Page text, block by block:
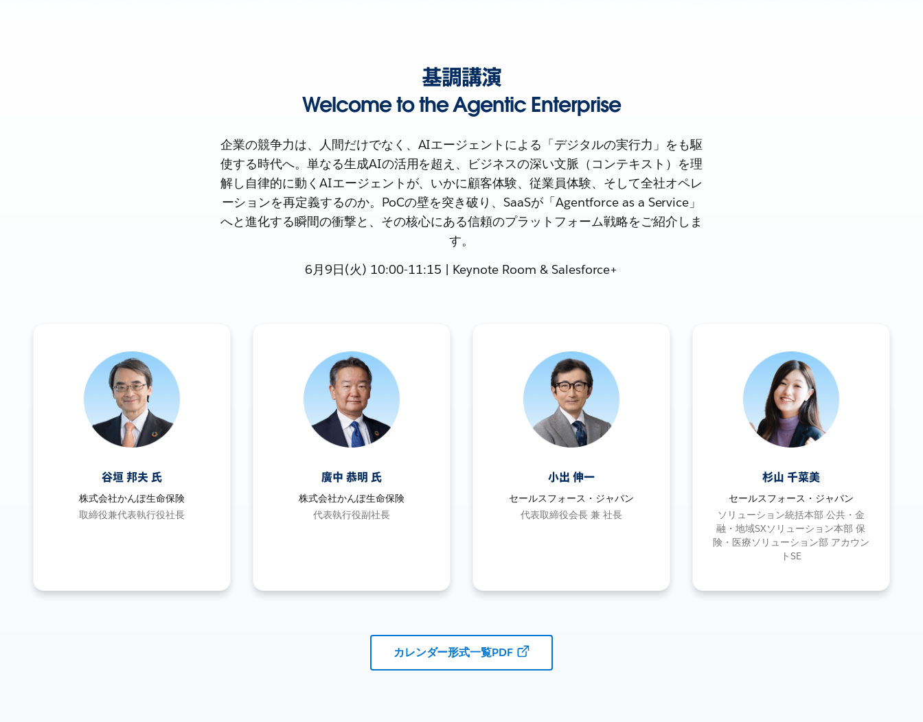
基調講演
Welcome to the Agentic Enterprise
企業の競争力は、人間だけでなく、AIエージェントによる「デジタルの実行力」をも駆
使する時代へ。単なる生成AIの活用を超え、ビジネスの深い文脈（コンテキスト）を理
解し自律的に動くAIエージェントが、いかに顧客体験、従業員体験、そして全社オペレ
ーションを再定義するのか。PoCの壁を突き破り、SaaSが「Agentforce as a Service」
へと進化する瞬間の衝撃と、その核心にある信頼のプラットフォーム戦略をご紹介しま
す。
6月9日(火) 10:00-11:15 | Keynote Room & Salesforce+
谷垣 邦夫 氏
株式会社かんぽ生命保険
取締役兼代表執行役社長
廣中 恭明 氏
株式会社かんぽ生命保険
代表執行役副社長
小出 伸一
セールスフォース・ジャパン
代表取締役会長 兼 社長
杉山 千菜美
セールスフォース・ジャパン
ソリューション統括本部 公共・金
融・地域SXソリューション本部 保
険・医療ソリューション部 アカウン
トSE
カレンダー形式一覧PDF